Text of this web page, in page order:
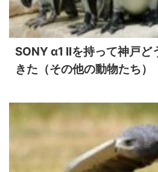
SONY α1 IIを持って神戸ど
きた（その他の動物たち）